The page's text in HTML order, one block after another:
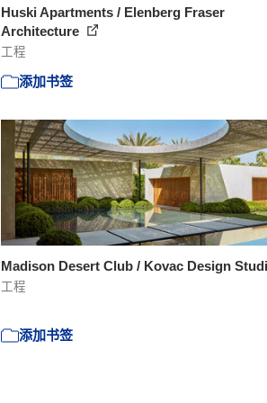
Huski Apartments / Elenberg Fraser
Architecture
工程
添加书签
Madison Desert Club / Kovac Design
工程
添加书签